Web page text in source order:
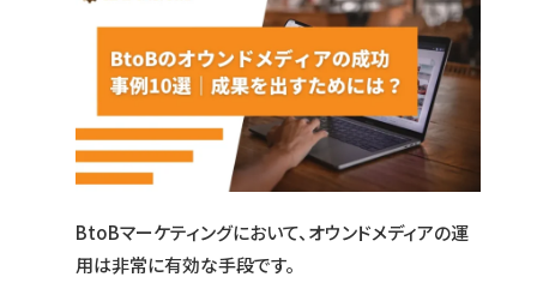
BtoBマーケティングにおいて、オウンドメディアの運
用は非常に有効な手段です。